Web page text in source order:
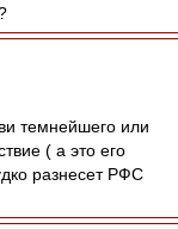
темнейшего или
( а это его
разнесет РФС